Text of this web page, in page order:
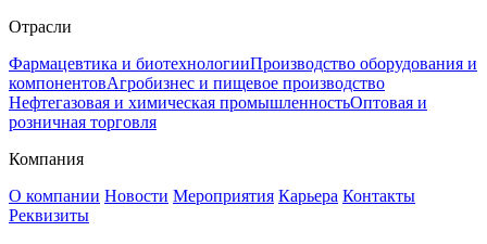
Отрасли
Фармацевтика и биотехнологииПроизводство оборудования и
компонентовАгробизнес и пищевое производство
Нефтегазовая и химическая промышленностьОптовая и
розничная торговля
Компания
О компании Новости Мероприятия Карьера Контакты
Реквизиты